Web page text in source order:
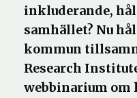
inkluderande,
samhället? Nu
kommun
Research
webbinarium